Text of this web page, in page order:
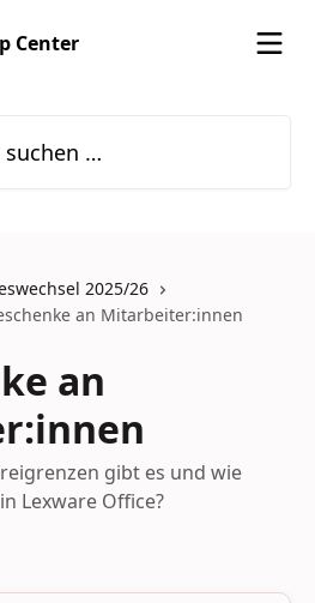
2025/26
an Mitarbeiter:innen
an
gibt es und wie
Lexware Office?